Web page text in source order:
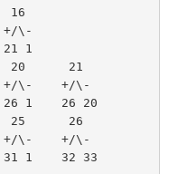
16
+/\-
21 1
20      21
+/\-    +/\-
26 1    26 20
25      26
+/\-    +/\-
31 1    32 33